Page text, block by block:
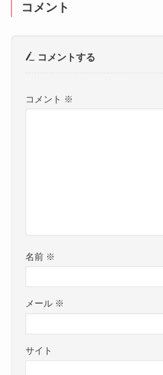
コメント
コメントする
コメント ※
名前 ※
メール ※
サイト